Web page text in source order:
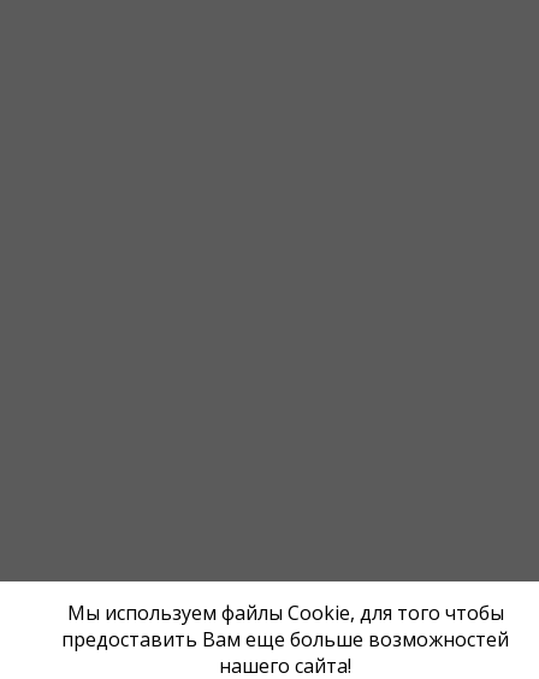
Мы используем файлы Cookie, для того чтобы
предоставить Вам еще больше возможностей
нашего сайта!